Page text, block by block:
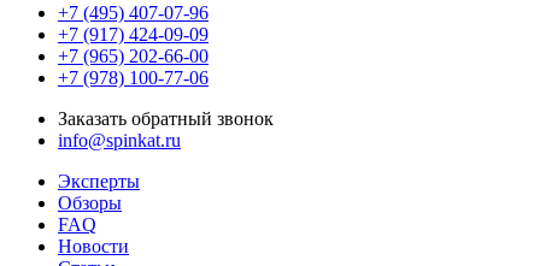
+7 (495) 407-07-96
+7 (917) 424-09-09
+7 (965) 202-66-00
+7 (978) 100-77-06
Заказать обратный звонок
info@spinkat.ru
Эксперты
Обзоры
FAQ
Новости